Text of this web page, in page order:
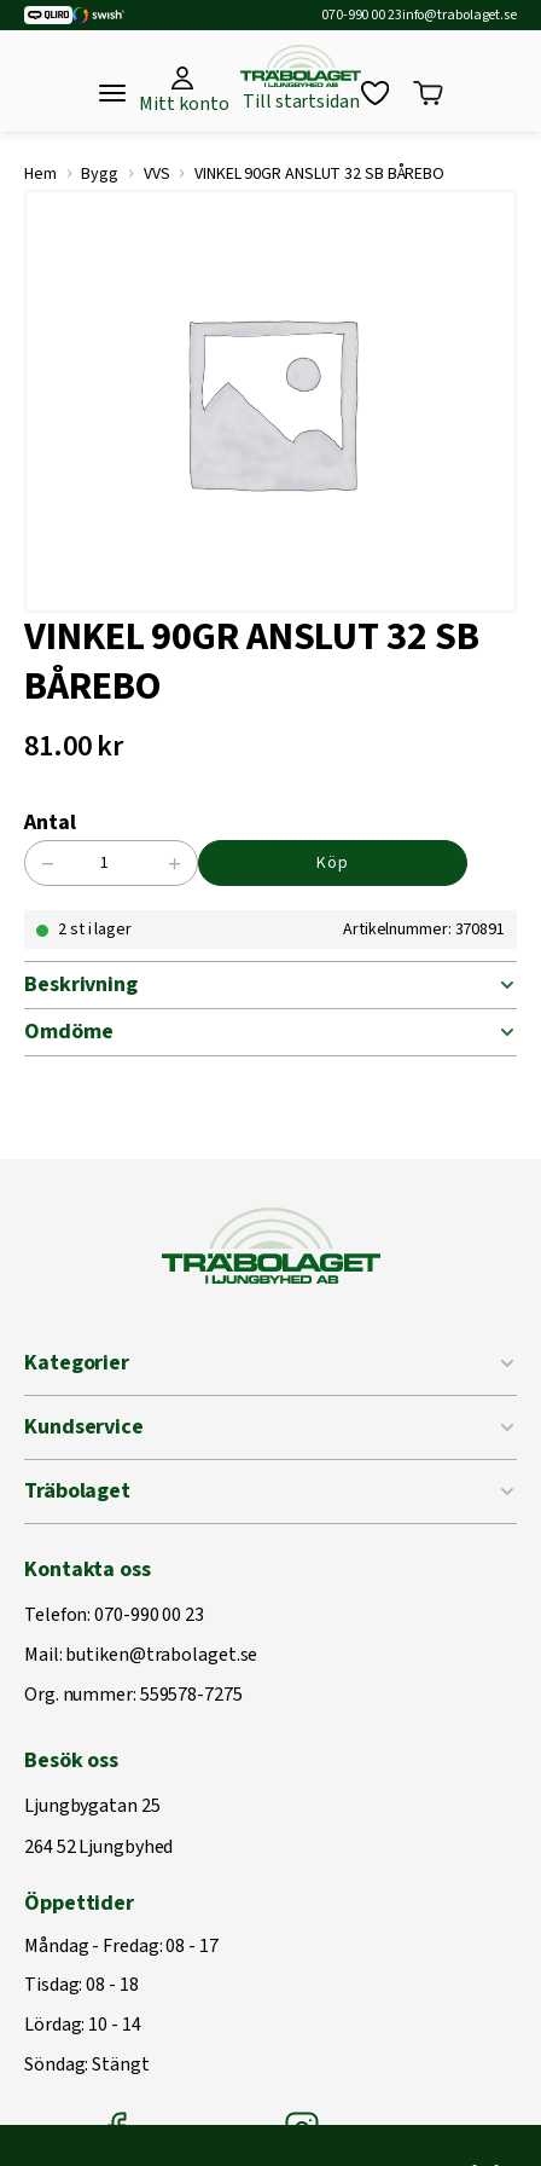
070-990 00 23info@trabolaget.se
Mitt konto Till startsidan
Hem › Bygg › VVS › VINKEL 90GR ANSLUT 32 SB BÅREBO
VINKEL 90GR ANSLUT 32 SB
BÅREBO
81.00kr
Antal
VINKEL
ANSLUT
SB
mängd
− + Köp
2 st i lager Artikelnummer: 370891
Beskrivning
Omdöme
Kategorier
Kundservice
Träbolaget
Kontakta oss
Telefon:070-990 00 23
Mail:butiken@trabolaget.se
Org. nummer: 559578-7275
Besök oss
Ljungbygatan 25
264 52 Ljungbyhed
Öppettider
Måndag - Fredag: 08 - 17
Tisdag: 08 - 18
Lördag: 10 - 14
Söndag: Stängt